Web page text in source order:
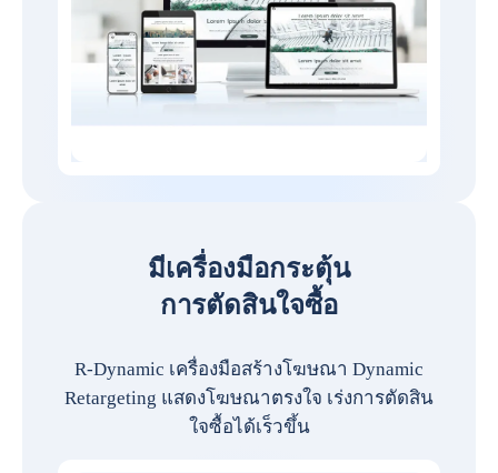
มีเครื่องมือกระตุ้น
การตัดสินใจซื้อ
R-Dynamic เครื่องมือสร้างโฆษณา Dynamic
Retargeting แสดงโฆษณาตรงใจ เร่งการตัดสิน
ใจซื้อได้เร็วขึ้น